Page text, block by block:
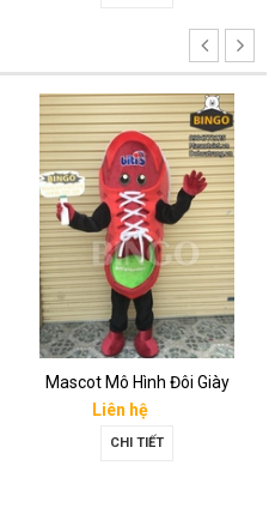
Mascot Mô Hình Đôi Giày
Liên hệ
CHI TIẾT